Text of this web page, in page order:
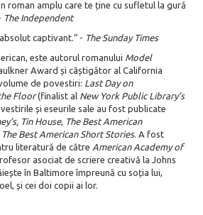
roman amplu care te ține cu sufletul la gură
The Independent
captivant.“ - The Sunday Times
este autorul romanului Model
Award și câștigător al California
de povestiri: Last Day on
Floor(finalist al New York Public Library’s
și eseurile sale au fost publicate
Tin House, The Best American
The Best American Short Stories. A fost
literatură de către American Academy of
asociat de scriere creativă la Johns
în Baltimore împreună cu soția lui,
și cei doi copii ai lor.